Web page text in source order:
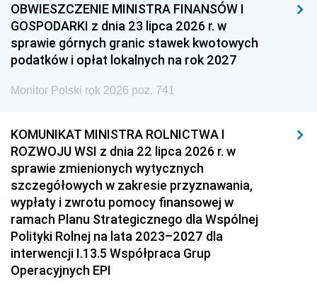
OBWIESZCZENIE MINISTRA FINANSÓW I
GOSPODARKI z dnia 23 lipca 2026 r. w
sprawie górnych granic stawek kwotowych
podatków i opłat lokalnych na rok 2027
Monitor Polski rok 2026 poz. 741
KOMUNIKAT MINISTRA ROLNICTWA I
ROZWOJU WSI z dnia 22 lipca 2026 r. w
sprawie zmienionych wytycznych
szczegółowych w zakresie przyznawania,
wypłaty i zwrotu pomocy finansowej w
ramach Planu Strategicznego dla Wspólnej
Polityki Rolnej na lata 2023–2027 dla
interwencji I.13.5 Współpraca Grup
Operacyjnych EPI